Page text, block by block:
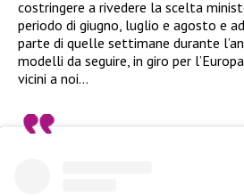
costringere a rivedere la scelta
periodo di giugno, luglio e agosto e
parte di quelle settimane durante
modelli da seguire, in giro per
vicini a noi…